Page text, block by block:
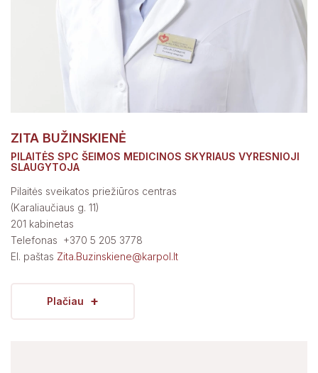
ZITA BUŽINSKIENĖ
PILAITĖS SPC ŠEIMOS MEDICINOS SKYRIAUS VYRESNIOJI
SLAUGYTOJA
Pilaitės sveikatos priežiūros centras
(Karaliaučiaus g. 11)
201 kabinetas
Telefonas +370 5 205 3778
El. paštas Zita.Buzinskiene@karpol.lt
Plačiau +